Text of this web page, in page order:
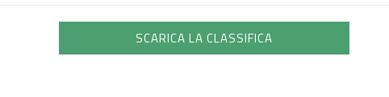
SCARICA LA CLASSIFICA